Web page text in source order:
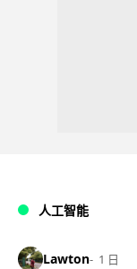
人工智能
Lawton 1 日